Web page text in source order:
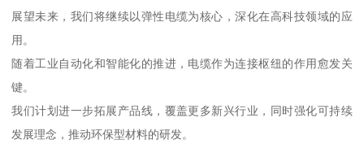
展望未来，我们将继续以弹性电缆为核心，深化在高科技领域的应
用。
随着工业自动化和智能化的推进，电缆作为连接枢纽的作用愈发关
键。
我们计划进一步拓展产品线，覆盖更多新兴行业，同时强化可持续
发展理念，推动环保型材料的研发。